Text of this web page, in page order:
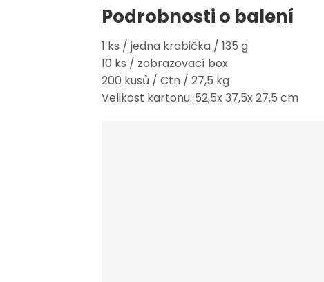
Podrobnosti o balení
1 ks / jedna krabička / 135 g
10 ks / zobrazovací box
200 kusů / Ctn / 27,5 kg
Velikost kartonu: 52,5x 37,5x 27,5 cm